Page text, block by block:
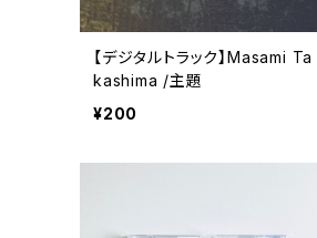
【デジタルトラック】Masami Ta
kashima /主題
¥200